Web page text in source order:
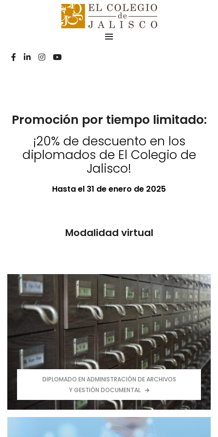
Promoción por tiempo limitado:
¡20% de descuento en los
diplomados de El Colegio de
Jalisco!
Hasta el 31 de enero de 2025
Modalidad virtual
DIPLOMADO EN ADMINISTRACIÓN DE ARCHIVOS
Y GESTIÓN DOCUMENTAL